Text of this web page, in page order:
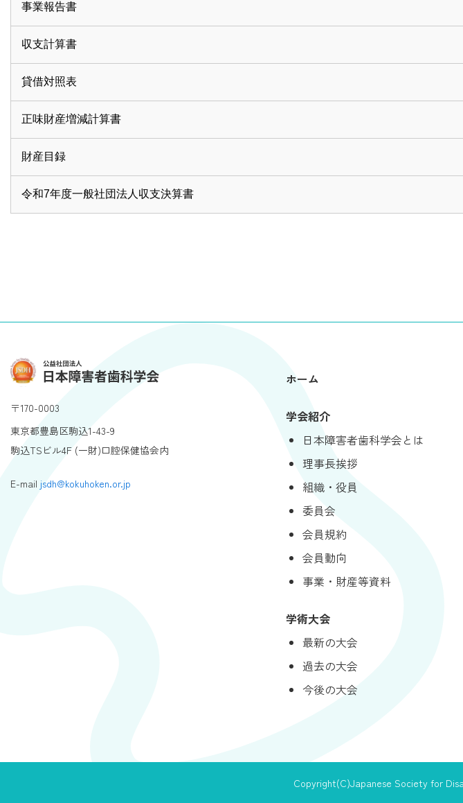
事業報告書
収支計算書
貸借対照表
正味財産増減計算書
財産目録
令和7年度一般社団法人収支決算書
〒170-0003
東京都豊島区駒込1-43-9
駒込TSビル4F (一財)口腔保健協会内
E-mail jsdh@kokuhoken.or.jp
ホーム
学会紹介
日本障害者歯科学会とは
理事長挨拶
組織・役員
委員会
会員規約
会員動向
事業・財産等資料
学術大会
最新の大会
過去の大会
今後の大会
Copyright(C)Japanese Society for